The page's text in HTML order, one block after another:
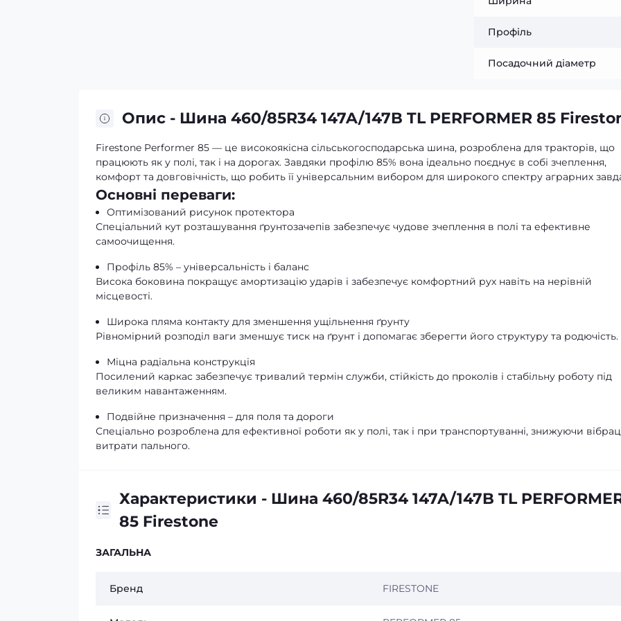
Профіль
Посадочний діаметр
Опис - Шина 460/85R34 147A/147B TL PERFORMER 85
Firestone Performer 85 — це високоякісна сільськогосподарська шина, розроблена для тракторів, що
працюють як у полі, так і на дорогах. Завдяки профілю 85% вона ідеально поєднує в собі зчеплення,
комфорт та довговічність, що робить її універсальним вибором для широкого спектру аграрних
Основні переваги:
Оптимізований рисунок протектора
Спеціальний кут розташування ґрунтозачепів забезпечує чудове зчеплення в полі та ефективне
самоочищення.
Профіль 85% – універсальність і баланс
Висока боковина покращує амортизацію ударів і забезпечує комфортний рух навіть на нерівній
місцевості.
Широка пляма контакту для зменшення ущільнення ґрунту
Рівномірний розподіл ваги зменшує тиск на ґрунт і допомагає зберегти його структуру та родючість.
Міцна радіальна конструкція
Посилений каркас забезпечує тривалий термін служби, стійкість до проколів і стабільну роботу під
великим навантаженням.
Подвійне призначення – для поля та дороги
Спеціально розроблена для ефективної роботи як у полі, так і при транспортуванні, знижуючи
витрати пального.
Характеристики - Шина 460/85R34 147A/147B TL
85 Firestone
ЗАГАЛЬНА
Бренд FIRESTONE